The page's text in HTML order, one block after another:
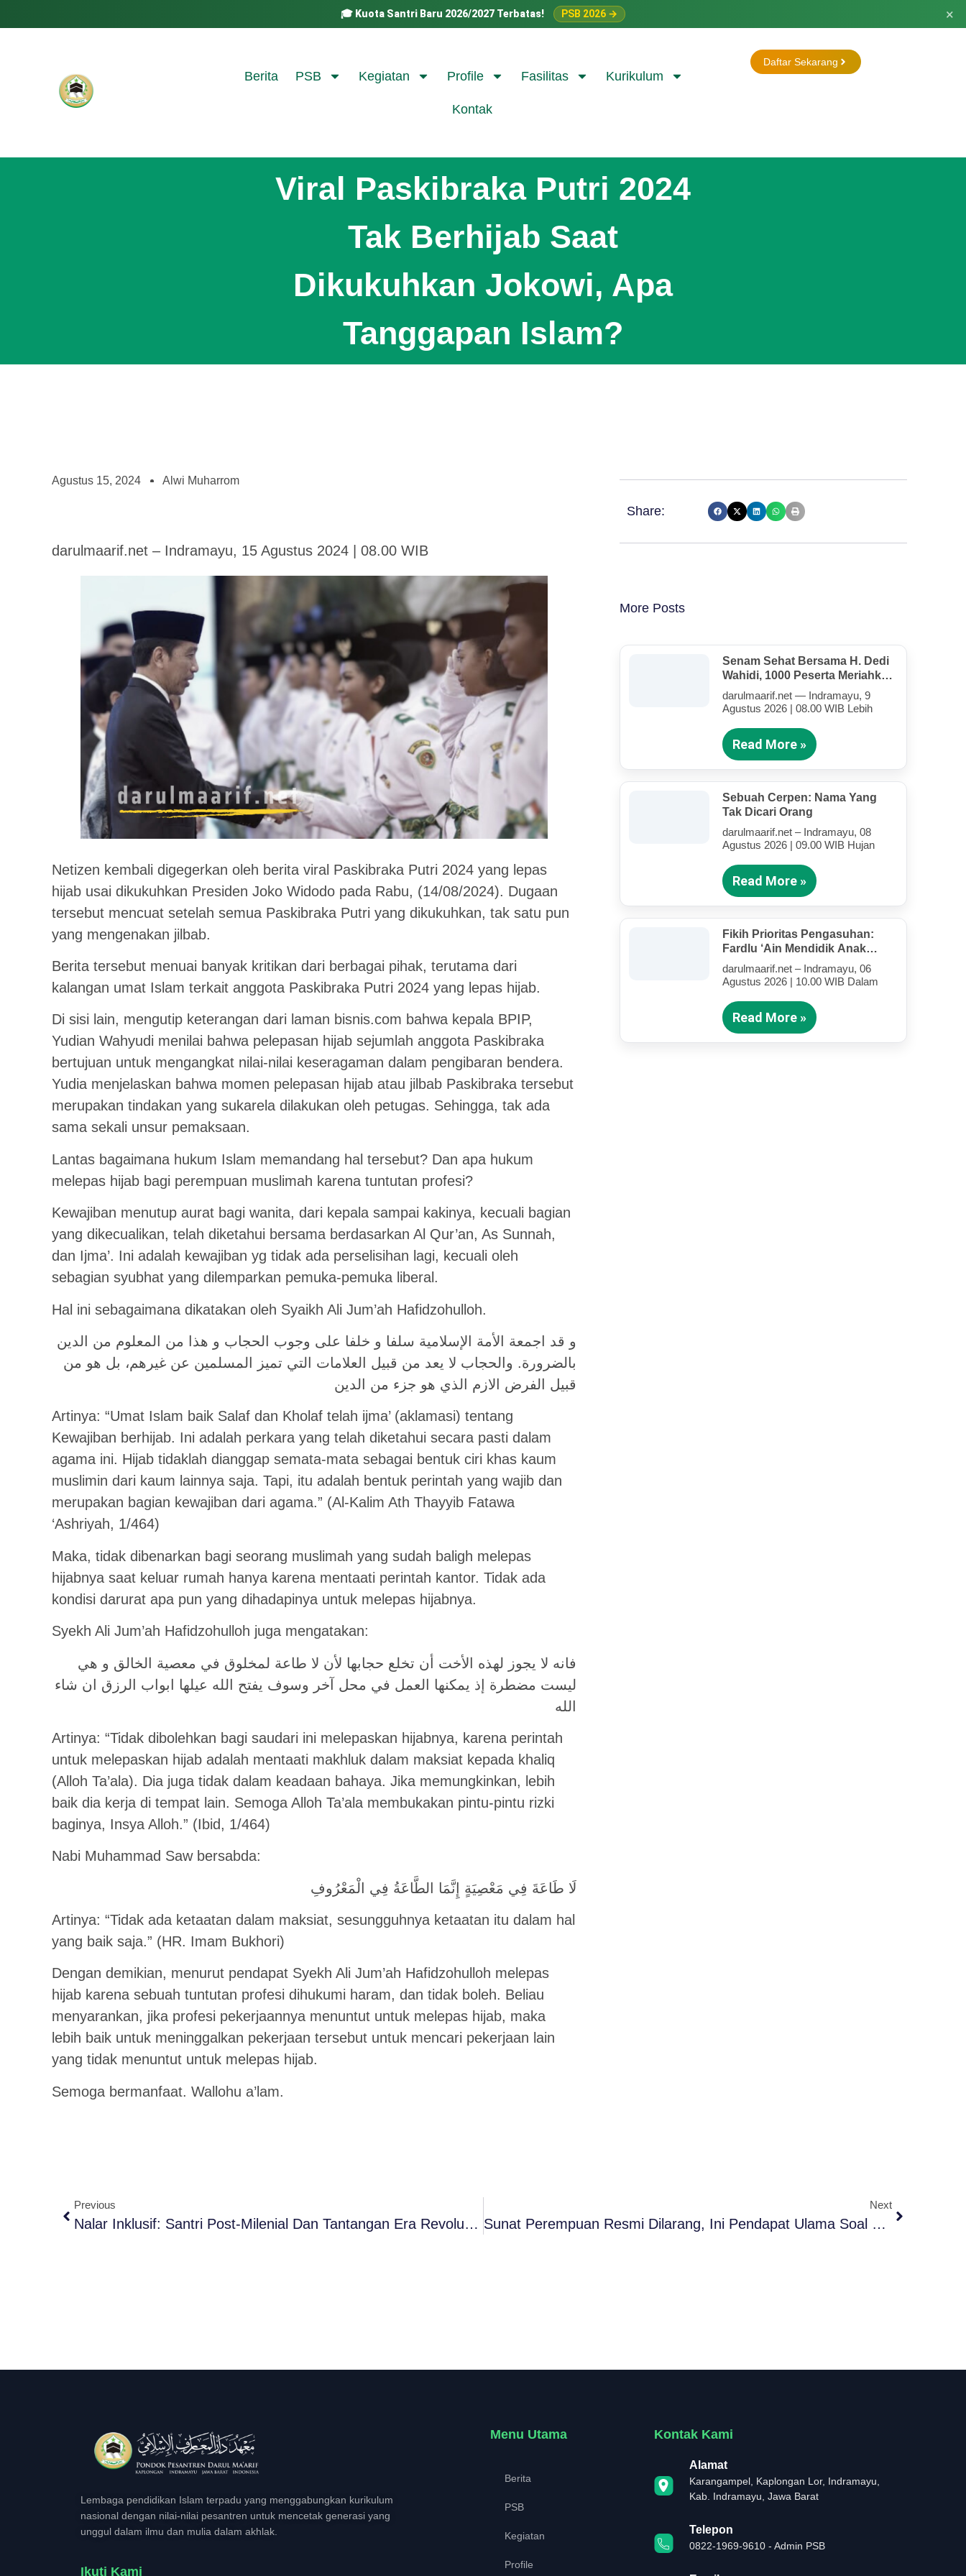
🎓 Kuota Santri Baru 2026/2027 Terbatas! PSB 2026 → ×
Berita PSB Kegiatan Profile Fasilitas Kurikulum
Kontak
Daftar Sekarang
Viral Paskibraka Putri 2024
Tak Berhijab Saat
Dikukuhkan Jokowi, Apa
Tanggapan Islam?
Agustus 15, 2024 Alwi Muharrom
darulmaarif.net – Indramayu, 15 Agustus 2024 | 08.00 WIB
Netizen kembali digegerkan oleh berita viral Paskibraka Putri 2024 yang lepas
hijab usai dikukuhkan Presiden Joko Widodo pada Rabu, (14/08/2024). Dugaan
tersebut mencuat setelah semua Paskibraka Putri yang dikukuhkan, tak satu pun
yang mengenakan jilbab.
Berita tersebut menuai banyak kritikan dari berbagai pihak, terutama dari
kalangan umat Islam terkait anggota Paskibraka Putri 2024 yang lepas hijab.
Di sisi lain, mengutip keterangan dari laman bisnis.com bahwa kepala BPIP,
Yudian Wahyudi menilai bahwa pelepasan hijab sejumlah anggota Paskibraka
bertujuan untuk mengangkat nilai-nilai keseragaman dalam pengibaran bendera.
Yudia menjelaskan bahwa momen pelepasan hijab atau jilbab Paskibraka tersebut
merupakan tindakan yang sukarela dilakukan oleh petugas. Sehingga, tak ada
sama sekali unsur pemaksaan.
Lantas bagaimana hukum Islam memandang hal tersebut? Dan apa hukum
melepas hijab bagi perempuan muslimah karena tuntutan profesi?
Kewajiban menutup aurat bagi wanita, dari kepala sampai kakinya, kecuali bagian
yang dikecualikan, telah diketahui bersama berdasarkan Al Qur’an, As Sunnah,
dan Ijma’. Ini adalah kewajiban yg tidak ada perselisihan lagi, kecuali oleh
sebagian syubhat yang dilemparkan pemuka-pemuka liberal.
Hal ini sebagaimana dikatakan oleh Syaikh Ali Jum’ah Hafidzohulloh.
و قد اجمعة الأمة الإسلامية سلفا و خلفا على وجوب الحجاب و هذا من المعلوم من الدين
بالضرورة. والحجاب لا يعد من قبيل العلامات التي تميز المسلمين عن غيرهم، بل هو من
قبيل الفرض الازم الذي هو جزء من الدين
Artinya: “Umat Islam baik Salaf dan Kholaf telah ijma’ (aklamasi) tentang
Kewajiban berhijab. Ini adalah perkara yang telah diketahui secara pasti dalam
agama ini. Hijab tidaklah dianggap semata-mata sebagai bentuk ciri khas kaum
muslimin dari kaum lainnya saja. Tapi, itu adalah bentuk perintah yang wajib dan
merupakan bagian kewajiban dari agama.” (Al-Kalim Ath Thayyib Fatawa
‘Ashriyah, 1/464)
Maka, tidak dibenarkan bagi seorang muslimah yang sudah baligh melepas
hijabnya saat keluar rumah hanya karena mentaati perintah kantor. Tidak ada
kondisi darurat apa pun yang dihadapinya untuk melepas hijabnya.
Syekh Ali Jum’ah Hafidzohulloh juga mengatakan:
فانه لا يجوز لهذه الأخت أن تخلع حجابها لأن لا طاعة لمخلوق في معصية الخالق و هي
ليست مضطرة إذ يمكنها العمل في محل آخر وسوف يفتح الله عيلها ابواب الرزق ان شاء
الله
Artinya: “Tidak dibolehkan bagi saudari ini melepaskan hijabnya, karena perintah
untuk melepaskan hijab adalah mentaati makhluk dalam maksiat kepada khaliq
(Alloh Ta’ala). Dia juga tidak dalam keadaan bahaya. Jika memungkinkan, lebih
baik dia kerja di tempat lain. Semoga Alloh Ta’ala membukakan pintu-pintu rizki
baginya, Insya Alloh.” (Ibid, 1/464)
Nabi Muhammad Saw bersabda:
لَا طَاعَةَ فِي مَعْصِيَةٍ إِنَّمَا الطَّاعَةُ فِي الْمَعْرُوفِ
Artinya: “Tidak ada ketaatan dalam maksiat, sesungguhnya ketaatan itu dalam hal
yang baik saja.” (HR. Imam Bukhori)
Dengan demikian, menurut pendapat Syekh Ali Jum’ah Hafidzohulloh melepas
hijab karena sebuah tuntutan profesi dihukumi haram, dan tidak boleh. Beliau
menyarankan, jika profesi pekerjaannya menuntut untuk melepas hijab, maka
lebih baik untuk meninggalkan pekerjaan tersebut untuk mencari pekerjaan lain
yang tidak menuntut untuk melepas hijab.
Semoga bermanfaat. Wallohu a’lam.
Share:
More Posts
Senam Sehat Bersama H. Dedi
Wahidi, 1000 Peserta Meriahkan
Lapangan Hijau Darul Ma’arif
darulmaarif.net — Indramayu, 9
Agustus 2026 | 08.00 WIB Lebih
Read More »
Sebuah Cerpen: Nama Yang
Tak Dicari Orang
darulmaarif.net – Indramayu, 08
Agustus 2026 | 09.00 WIB Hujan
Read More »
Fikih Prioritas Pengasuhan:
Fardlu ‘Ain Mendidik Anak
Kandung Di Tengah Kesibukan
Mengajar
darulmaarif.net – Indramayu, 06
Agustus 2026 | 10.00 WIB Dalam
Read More »
Previous
Nalar Inklusif: Santri Post-Milenial Dan Tantangan Era Revolusi Industri 4.0
Next
Sunat Perempuan Resmi Dilarang, Ini Pendapat Ulama Soal Pelarangan Khitan Perempuan!
Lembaga pendidikan Islam terpadu yang menggabungkan kurikulum
nasional dengan nilai-nilai pesantren untuk mencetak generasi yang
unggul dalam ilmu dan mulia dalam akhlak.
Ikuti Kami
Menu Utama
Berita
PSB
Kegiatan
Profile
Kontak Kami
Alamat
Karangampel, Kaplongan Lor, Indramayu,
Kab. Indramayu, Jawa Barat
Telepon
0822-1969-9610 - Admin PSB